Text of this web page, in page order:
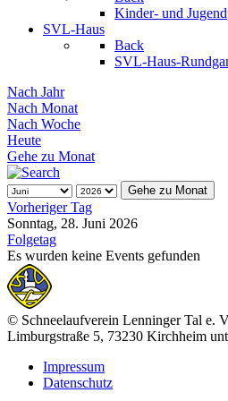
Kinder- und
SVL-Haus
Back
SVL-Haus-
Nach Jahr
Nach Monat
Nach Woche
Heute
Gehe zu Monat
Gehe zu Monat
Vorheriger Tag
Sonntag, 28. Juni 2026
Folgetag
Es wurden keine Events gefunden
© Schneelaufverein Lenninger Tal e.
Limburgstraße 5, 73230 Kirchheim
Impressum
Datenschutz